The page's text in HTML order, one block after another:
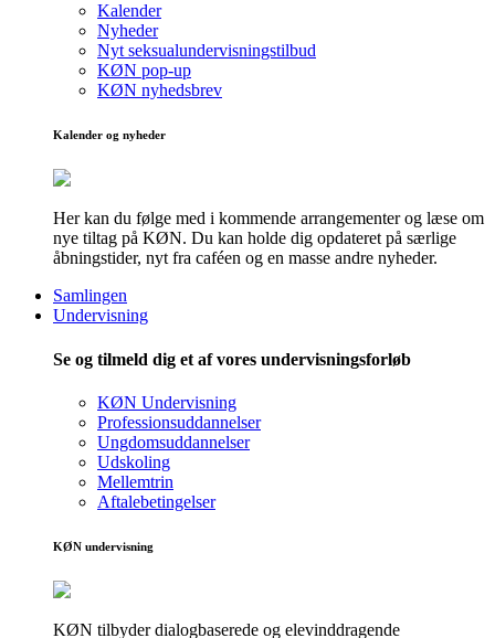
Kalender
Nyheder
Nyt seksualundervisningstilbud
KØN pop-up
KØN nyhedsbrev
Kalender og nyheder
Her kan du følge med i kommende arrangementer og læse om
nye tiltag på KØN. Du kan holde dig opdateret på særlige
åbningstider, nyt fra caféen og en masse andre nyheder.
Samlingen
Undervisning
Se og tilmeld dig et af vores undervisningsforløb
KØN Undervisning
Professionsuddannelser
Ungdomsuddannelser
Udskoling
Mellemtrin
Aftalebetingelser
KØN undervisning
KØN tilbyder dialogbaserede og elevinddragende